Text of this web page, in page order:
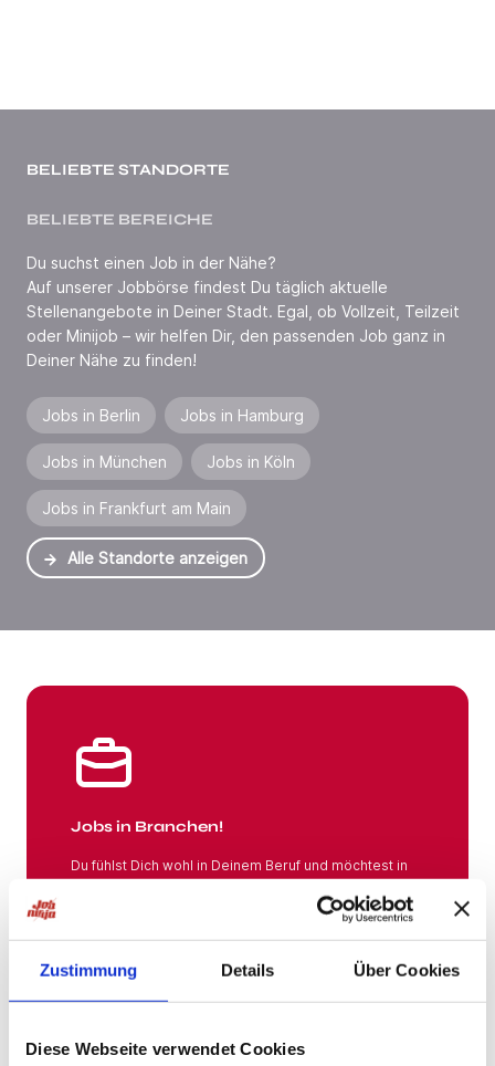
Zustimmung Details Über Cookies
Diese Webseite verwendet Cookies
BELIEBTE STANDORTE
BELIEBTE BEREICHE
Du suchst einen Job in der Nähe?
Auf unserer Jobbörse findest Du täglich aktuelle
Stellenangebote in Deiner Stadt. Egal, ob Vollzeit, Teilzeit
oder Minijob – wir helfen Dir, den passenden Job ganz in
Deiner Nähe zu finden!
Jobs in Berlin Jobs in Hamburg
Jobs in München Jobs in Köln
Jobs in Frankfurt am Main
Alle Standorte anzeigen
Jobs in Branchen!
Du fühlst Dich wohl in Deinem Beruf und möchtest in
Mehr
Jobs in Branchen